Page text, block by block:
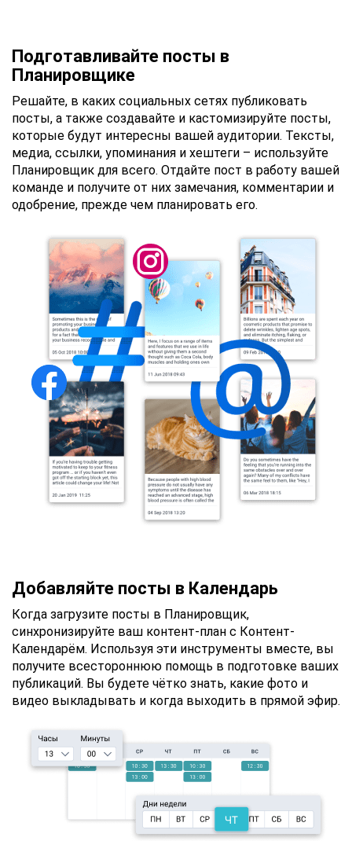
Подготавливайте посты в
Планировщике
Решайте, в каких социальных сетях публиковать
посты, а также создавайте и кастомизируйте посты,
которые будут интереcны вашей аудитории. Тексты,
медиа, ссылки, упоминания и хештеги – используйте
Планировщик для всего. Отдайте пост в работу вашей
команде и получите от них замечания, комментарии и
одобрение, прежде чем планировать его.
Добавляйте посты в Календарь
Когда загрузите посты в Планировщик,
синхронизируйте ваш контент-план с Контент-
Календарём. Используя эти инструменты вместе, вы
получите всестороннюю помощь в подготовке ваших
публикаций. Вы будете чётко знать, какие фото и
видео выкладывать и когда выходить в прямой эфир.